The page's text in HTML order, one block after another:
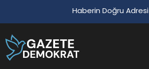
Haberin Doğru Adresi